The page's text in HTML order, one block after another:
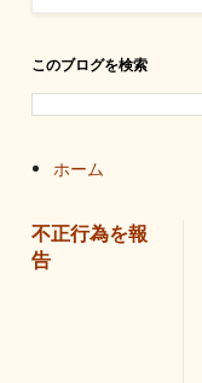
このブログを検索
ホーム
不正行為を報
告